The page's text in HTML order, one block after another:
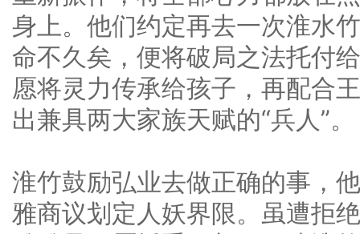
身上。他们约定再去一次淮水
命不久矣，便将破局之法托付
愿将灵力传承给孩子，再配合
出兼具两大家族天赋的“兵人”。
淮竹鼓励弘业去做正确的事，
雅商议划定人妖界限。虽遭拒